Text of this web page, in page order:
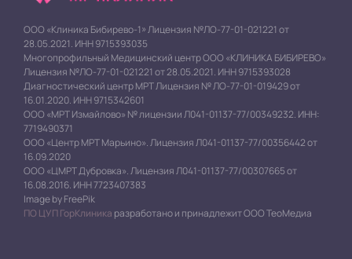
ООО «Клиника Бибирево-1» Лицензия №ЛО-77-01-021221 от
28.05.2021. ИНН 9715393035
Многопрофильный Медицинский центр ООО «КЛИНИКА БИБИРЕВО»
Лицензия №ЛО-77-01-021221 от 28.05.2021. ИНН 9715393028
Диагностический центр МРТ Лицензия № ЛО-77-01-019429 от
16.01.2020. ИНН 9715342601
ООО «МРТ Измайлово» № лицензии Л041-01137-77/00349232. ИНН:
7719490371
ООО «Центр МРТ Марьино». Лицензия Л041-01137-77/00356442 от
16.09.2020
ООО «ЦМРТ Дубровка». Лицензия Л041-01137-77/00307665 от
16.08.2016. ИНН 7723407383
Image by FreePik
ПО ЦУП ГорКлиника разработано и принадлежит ООО ТеоМедиа